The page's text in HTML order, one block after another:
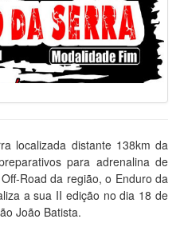
localizada distante 138km da
para adrenalina de
Road da região, o Enduro da
a sua II edição no dia 18 de
João Batista.